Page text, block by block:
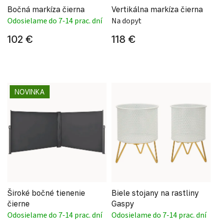
Bočná markíza čierna
Odosielame do 7-14 prac. dní
102 €
Vertikálna markíza čierna
Na dopyt
118 €
NOVINKA
Široké bočné tienenie
čierne
Odosielame do 7-14 prac. dní
Biele stojany na rastliny
Gaspy
Odosielame do 7-14 prac. dní